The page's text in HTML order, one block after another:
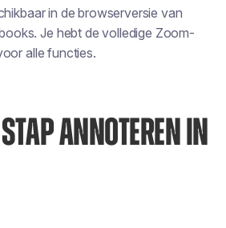
in de browserversie van
Je hebt de volledige Zoom-
alle functies.
ANNOTEREN IN